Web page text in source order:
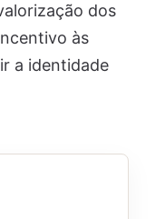
dos
às
a identidade